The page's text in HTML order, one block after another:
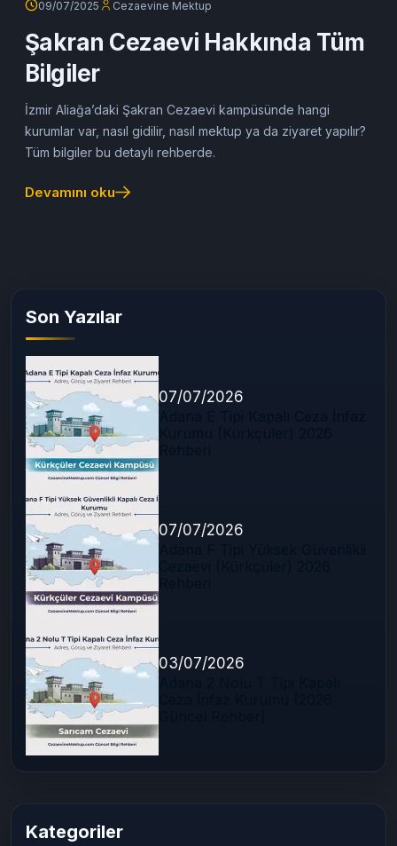
09/07/2025 Cezaevine Mektup
Şakran Cezaevi Hakkında Tüm
Bilgiler
İzmir Aliağa’daki Şakran Cezaevi kampüsünde hangi
kurumlar var, nasıl gidilir, nasıl mektup ya da ziyaret yapılır?
Tüm bilgiler bu detaylı rehberde.
Devamını oku
Son Yazılar
07/07/2026
07/07/2026
03/07/2026
Kategoriler